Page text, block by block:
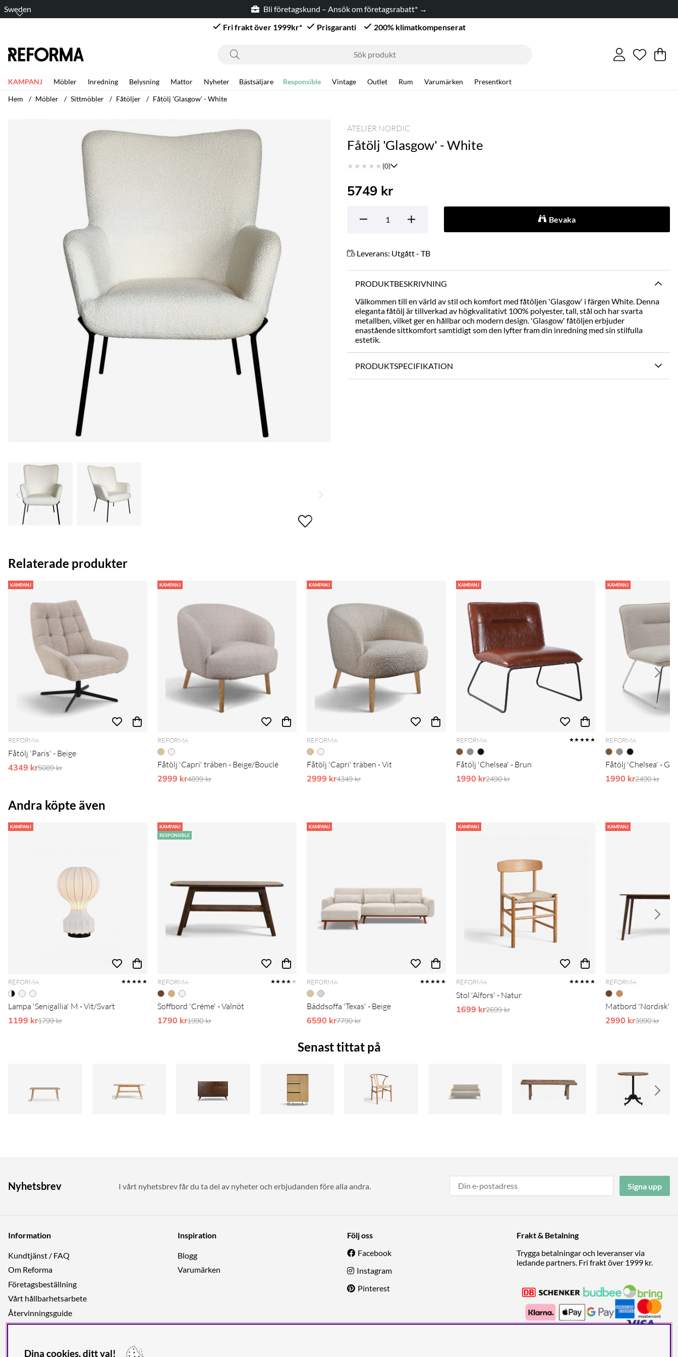
Sweden
Bli företagskund – Ansök om företagsrabatt* →
Fri frakt över 1999kr*
Prisgaranti 200% klimatkompenserat
Antal i
. .
KAMPANJ Möbler Inredning Belysning Mattor Nyheter Bästsäljare Responsible Vintage Outlet Rum Varumärken
Presentkort
Hem
Möbler Sittmöbler Fåtöljer Fåtölj 'Glasgow' - White
ATELIER NORDIC
Fåtölj 'Glasgow' - White
★ ★ ★ ★ ★ (0)
5749 kr
Bevaka
Leverans: Utgått - TB
PRODUKTBESKRIVNING
Välkommen till en värld av stil och komfort med fåtöljen 'Glasgow' i färgen White. Denna
eleganta fåtölj är tillverkad av högkvalitativt 100% polyester, tall, stål och har svarta
metallben, vilket ger en hållbar och modern design. 'Glasgow' fåtöljen erbjuder
enastående sittkomfort samtidigt som den lyfter fram din inredning med sin stilfulla
estetik.
PRODUKTSPECIFIKATION
Relaterade produkter
KAMPANJ
REFORMA
Fåtölj 'Paris' - Beige
4349 krOrdinarie pris:
5089 kr
KAMPANJ
REFORMA
Fåtölj 'Capri' träben - Beige/Bouclé
2999 krOrdinarie pris:
4899 kr
KAMPANJ
REFORMA
Fåtölj 'Capri' träben - Vit
2999 krOrdinarie pris:
4349 kr
KAMPANJ
REFORMA ★★★★★
Fåtölj 'Chelsea' - Brun
1990 krOrdinarie pris:
2490 kr
KAMPANJ
REFORMA
Fåtölj 'Chelsea' -
1990 krOrdinarie
2490 kr
Andra köpte även
KAMPANJ
REFORMA ★★★★★
Lampa 'Senigallia' M - Vit/Svart
1199 krOrdinarie pris:
1799 kr
KAMPANJ
RESPONSIBLE
REFORMA ★★★★ ★
Soffbord 'Créme' - Valnöt
1790 krOrdinarie pris:
1990 kr
KAMPANJ
REFORMA ★★★★★
Bäddsoffa 'Texas' - Beige
6590 krOrdinarie pris:
7790 kr
KAMPANJ
REFORMA ★★★★★
Stol 'Alfors' - Natur
1699 krOrdinarie pris:
2699 kr
KAMPANJ
REFORMA
Matbord 'Nordisk'
2990 krOrdinarie
3990 kr
Senast tittat på
Nyhetsbrev I vårt nyhetsbrev får du ta del av nyheter och erbjudanden före alla andra. Signa upp
Information
Kundtjänst / FAQ
Om Reforma
Företagsbeställning
Vårt hållbarhetsarbete
Återvinningsguide
Integritetspolicy
Inspiration
Blogg
Varumärken
Följ oss
Facebook
Instagram
Pinterest
Frakt & Betalning
Trygga betalningar och leveranser via
ledande partners. Fri frakt över 1999 kr.
Dina cookies, ditt val!